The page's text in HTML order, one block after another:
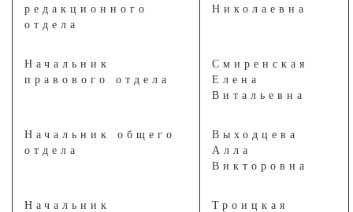
редакционного
отдела
Николаевна
Начальник
правового отдела
Смиренская
Елена
Витальевна
Начальник общего
отдела
Выходцева
Алла
Викторовна
Начальник
Троицкая